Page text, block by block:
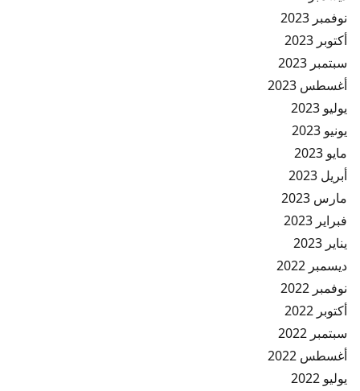
نوفمبر 2023
أكتوبر 2023
سبتمبر 2023
أغسطس 2023
يوليو 2023
يونيو 2023
مايو 2023
أبريل 2023
مارس 2023
فبراير 2023
يناير 2023
ديسمبر 2022
نوفمبر 2022
أكتوبر 2022
سبتمبر 2022
أغسطس 2022
يوليو 2022